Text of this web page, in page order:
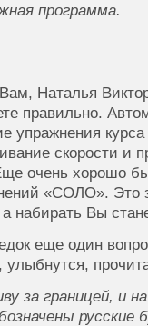
программа.
Наталья
правильно.
упражнения
скорости и
очень хорошо
«СОЛО». Это
набирать Вы
еще один
улыбнутся,
за границей, и